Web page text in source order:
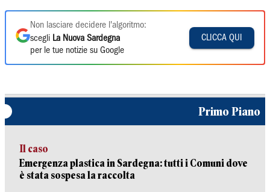
Non lasciare decidere l'algoritmo:
scegli La Nuova Sardegna
per le tue notizie su Google
CLICCA QUI
Primo Piano
Il caso
Emergenza plastica in Sardegna: tutti i Comuni dove
è stata sospesa la raccolta